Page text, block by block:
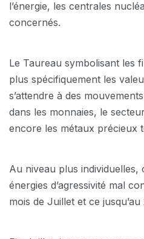
l’énergie, les centrales
concernés.
Le Taureau symbolisant les
plus spécifiquement les
s’attendre à des
dans les monnaies, le
encore les métaux précieux
Au niveau plus
énergies d’agressivité mal
mois de Juillet et ce